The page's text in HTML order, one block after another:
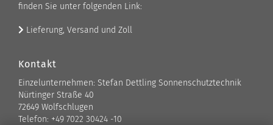
finden Sie unter folgenden Link:
Lieferung, Versand und Zoll
Kontakt
Einzelunternehmen: Stefan Dettling Sonnenschutztechnik
Nürtinger Straße 40
72649 Wolfschlugen
Telefon: +49 7022 30424 -10